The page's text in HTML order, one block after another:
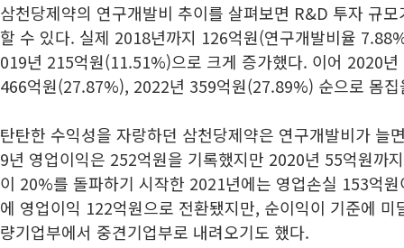
삼천당제약의 연구개발비 추이를 살펴보면 R&D 투자 규
할 수 있다. 실제 2018년까지 126억원(연구개발비율
019년 215억원(11.51%)으로 크게 증가했다. 이어 2020
466억원(27.87%), 2022년 359억원(27.89%) 순으로 몸집
탄탄한 수익성을 자랑하던 삼천당제약은 연구개발비가 늘
9년 영업이익은 252억원을 기록했지만 2020년 55억원까
이 20%를 돌파하기 시작한 2021년에는 영업손실 153억
에 영업이익 122억원으로 전환됐지만, 순이익이 기준에
량기업부에서 중견기업부로 내려오기도 했다.